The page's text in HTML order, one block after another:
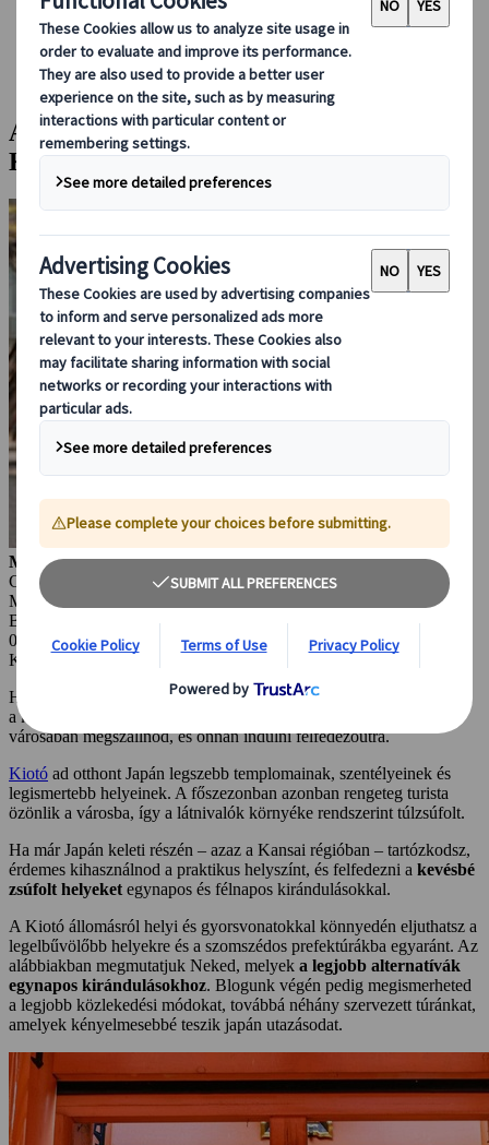
Japanspecialist
Blog
Kihagyhatatlan látnivalók
Az 5 legjobb egynapos kirándulóhely Kiotóból
Az 5 legjobb egynapos kirándulóhely
Kiotóból
Molnár Julianna
Content Marketing
Manager Japanspecialist
Budapest, Magyarország
04 nov. 2025
Kihagyhatatlan látnivalók
Ha szeretnéd meglátogatni Kiotó legnépszerűbb látványosságait, de
a környék rejtett kincseit is szívesen felfedeznéd, érdemes Kiotó
városában megszállnod, és onnan indulni felfedezőútra.
Kiotó ad otthont Japán legszebb templomainak, szentélyeinek és
legismertebb helyeinek. A főszezonban azonban rengeteg turista
özönlik a városba, így a látnivalók környéke rendszerint túlzsúfolt.
Ha már Japán keleti részén – azaz a Kansai régióban – tartózkodsz,
érdemes kihasználnod a praktikus helyszínt, és felfedezni a kevésbé
zsúfolt helyeket egynapos és félnapos kirándulásokkal.
A Kiotó állomásról helyi és gyorsvonatokkal könnyedén eljuthatsz a
legelbűvölőbb helyekre és a szomszédos prefektúrákba egyaránt. Az
alábbiakban megmutatjuk Neked, melyek a legjobb alternatívák
egynapos kirándulásokhoz. Blogunk végén pedig megismerheted
a legjobb közlekedési módokat, továbbá néhány szervezett túránkat,
amelyek kényelmesebbé teszik japán utazásodat.